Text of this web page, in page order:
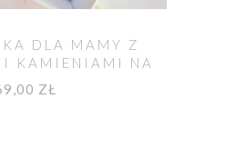
DLA MAMY Z
KAMIENIAMI NA
ZŁ